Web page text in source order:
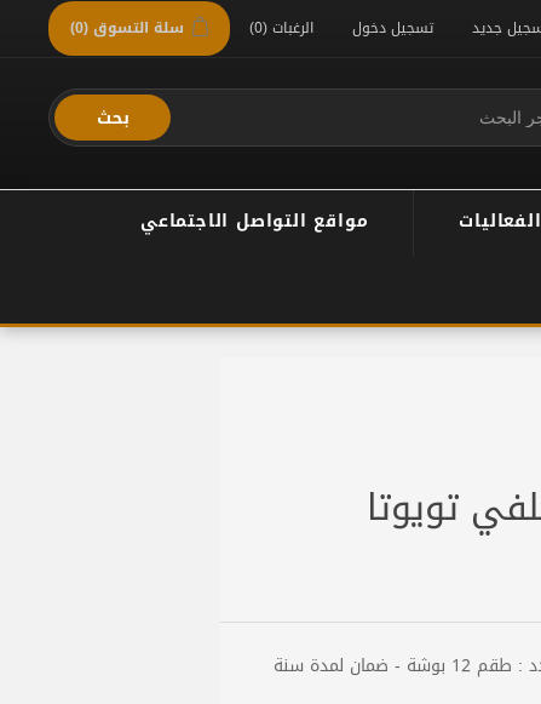
جديد تسجيل دخول الرغبات(0) سلة التسوق(0)
بحث
الفعاليات مواقع التواصل الاجتماعي
تويوتا
لمدة سنة